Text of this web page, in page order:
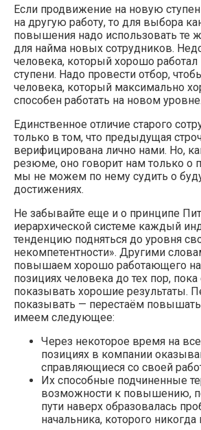
Если продвижение на новую
на другую работу, то для выбора
повышения надо использовать те
для найма новых сотрудников.
человека, который хорошо
ступени. Надо провести отбор,
человека, который максимально
способен работать на новом уровне.
Единственное отличие старого
только в том, что предыдущая
верифицирована лично нами. Но,
резюме, оно говорит нам только
мы не можем по нему судить о
достижениях.
Не забывайте еще и о принципе
иерархической системе каждый
тенденцию подняться до уровня
некомпетентности». Другими
повышаем хорошо работающего
позициях человека до тех пор,
показывать хорошие результаты.
показывать — перестаём повышать.
имеем следующее:
Через некоторое время на
позициях в компании
справляющиеся со своей
Их способные подчиненные
возможности к повышению,
пути наверх образовалась
начальника, которого